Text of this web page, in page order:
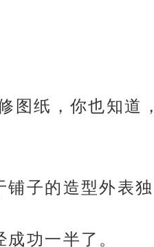
图纸，你也知道
子的造型外表
功一半了。